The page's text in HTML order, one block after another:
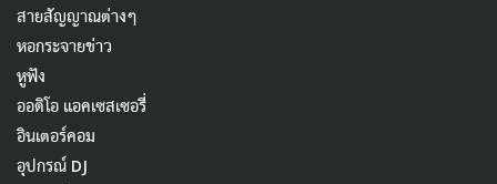
สายสัญญาณต่างๆ
หอกระจายข่าว
หูฟัง
ออดิโอ แอคเซสเซอรี่
อินเตอร์คอม
อุปกรณ์ DJ